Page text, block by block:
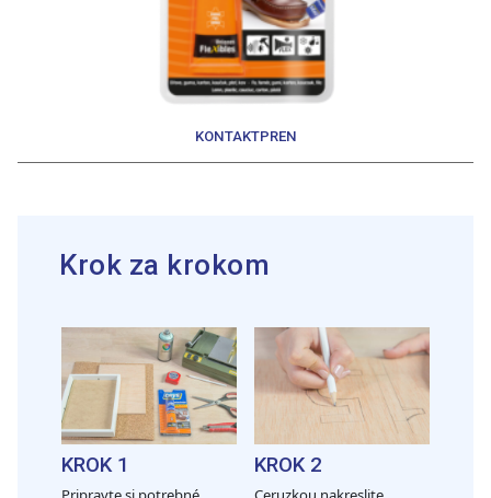
KONTAKTPREN
Krok za krokom
KROK 1 KROK 2